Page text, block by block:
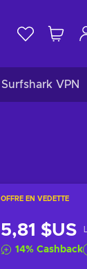
Surfshark VPN
OFFRE EN VEDETTE
5,81 $US
14% Cashback